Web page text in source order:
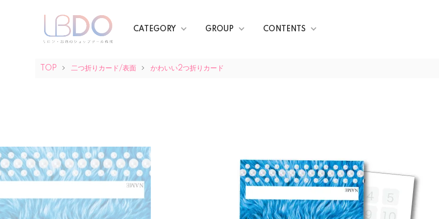
CATEGORY GROUP CONTENTS
TOP 二つ折りカード/表面 かわいい2つ折りカード